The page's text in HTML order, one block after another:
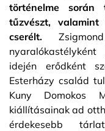
történelme során
tűzvészt,
cserélt.
idején erődként
Esterházy család
Kuny Domokos
kiállításainak ad
érdekesebb